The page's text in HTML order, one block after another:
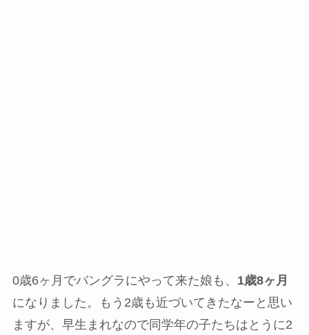
0歳6ヶ月でバングラにやって来た娘も、 1歳8ヶ月
になりました。もう2歳も近づいてきたなーと思い
ますが、早生まれなので同学年の子たちはとうに2